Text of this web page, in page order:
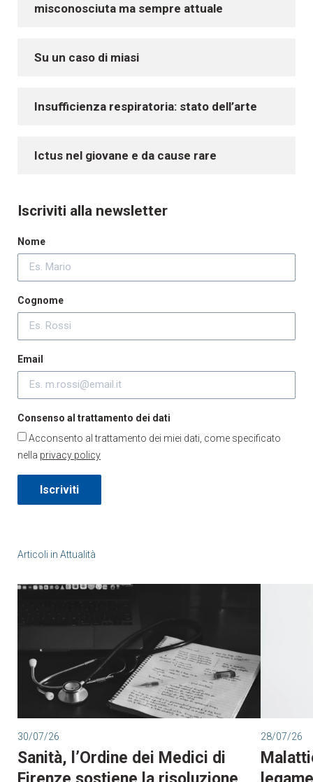
misconosciuta ma sempre attuale
Su un caso di miasi
Insufficienza respiratoria: stato dell’arte
Ictus nel giovane e da cause rare
Iscriviti alla newsletter
Nome
Cognome
Email
Consenso al trattamento dei dati
Acconsento al trattamento dei miei dati, come specificato
nella privacy policy
Iscriviti
Articoli in Attualità
30/07/26
Sanità, l’Ordine dei Medici di
28/07/26